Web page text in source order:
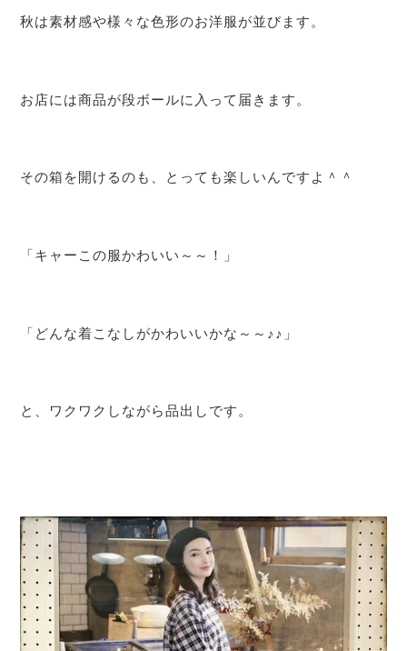
秋は素材感や様々な色形のお洋服が並びます。
お店には商品が段ボールに入って届きます。
その箱を開けるのも、とっても楽しいんですよ＾＾
「キャーこの服かわいい～～！」
「どんな着こなしがかわいいかな～～♪♪」
と、ワクワクしながら品出しです。